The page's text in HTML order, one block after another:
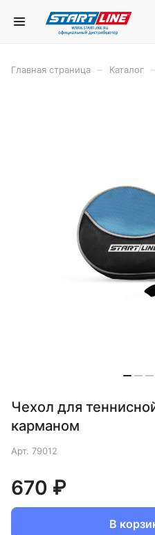
Главная страница Каталог
Чехол для
карманом
Арт. 79012
670 ₽
В